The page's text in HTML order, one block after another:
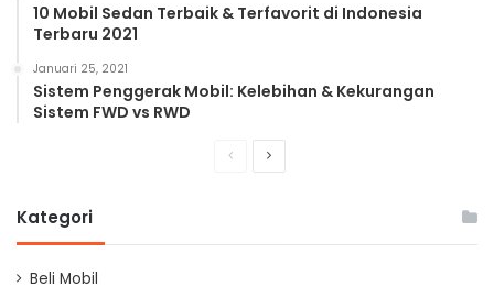
10 Mobil Sedan Terbaik & Terfavorit di Indonesia
Terbaru 2021
Januari 25, 2021
Sistem Penggerak Mobil: Kelebihan & Kekurangan
Sistem FWD vs RWD
PreviousNext
Kategori
Beli Mobil